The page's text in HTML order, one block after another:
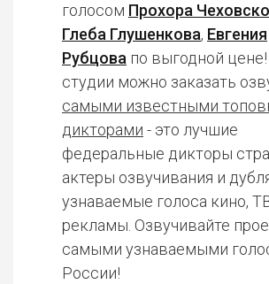
голосом Прохора
Глеба Глушенкова, Евгения
Рубцова по выгодной
студии можно заказать
самыми известными
дикторами - это лучшие
федеральные дикторы
актеры озвучивания и
узнаваемые голоса кино,
рекламы. Озвучивайте
самыми узнаваемыми
России!